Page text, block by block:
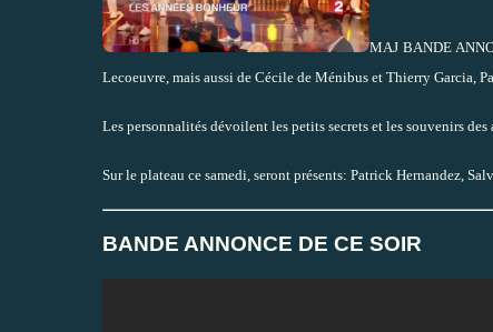
MAJ BANDE
Lecoeuvre, mais aussi de Cécile de Ménibus et Thierry Garcia,
Les personnalités dévoilent les petits secrets et les souvenirs des
Sur le plateau ce samedi, seront présents: Patrick Hernandez,
BANDE ANNONCE DE CE SOIR